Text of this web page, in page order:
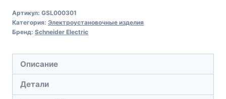
Артикул: GSL000301
Категория: Электроустановочные изделия
Бренд: Schneider Electric
Описание
Детали